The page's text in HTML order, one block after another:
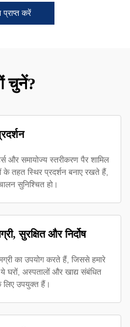
करें
चुनें?
और समायोज्य स्तरीकरण पैर शामिल
के तहत स्थिर प्रदर्शन बनाए रखते हैं,
सुनिश्चित हो।
सुरक्षित और निर्दोष
का उपयोग करते हैं, जिससे हमारे
ये घरों, अस्पतालों और खाद्य संबंधित
लिए उपयुक्त हैं।